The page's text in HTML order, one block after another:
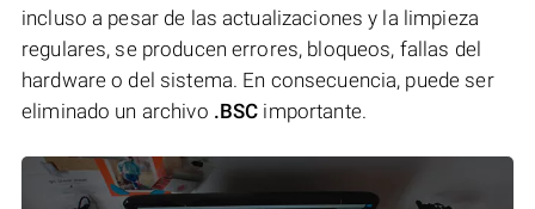
incluso a pesar de las actualizaciones y la limpieza
regulares, se producen errores, bloqueos, fallas del
hardware o del sistema. En consecuencia, puede ser
eliminado un archivo .BSC importante.